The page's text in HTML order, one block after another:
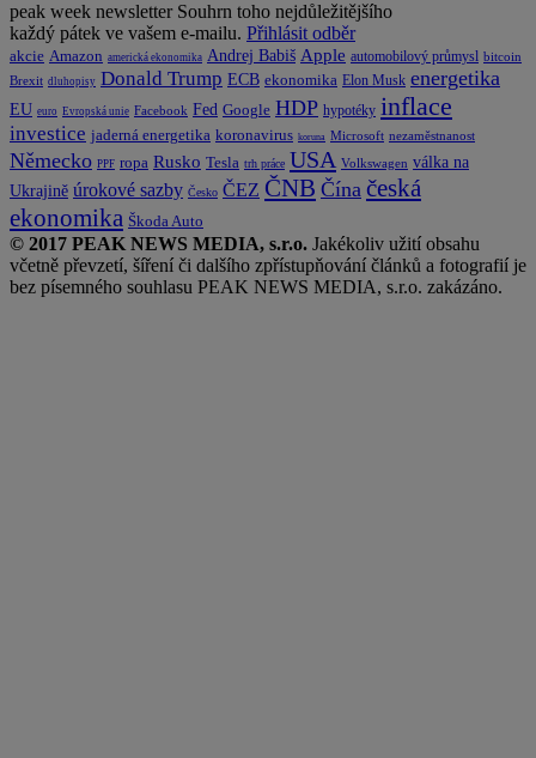
peak week newsletter Souhrn toho nejdůležitějšího
každý pátek ve vašem e-mailu. Přihlásit odběr
akcie Amazon americká ekonomika Andrej Babiš Apple automobilový průmysl bitcoin
Brexit dluhopisy Donald Trump ECB ekonomika Elon Musk energetika
EU euro Evropská unie Facebook Fed Google HDP hypotéky inflace
investice jaderná energetika koronavirus koruna Microsoft nezaměstnanost
Německo PPF ropa Rusko Tesla trh práce USA Volkswagen válka na
Ukrajině úrokové sazby Česko ČEZ ČNB Čína česká
ekonomika Škoda Auto
© 2017 PEAK NEWS MEDIA, s.r.o. Jakékoliv užití obsahu
včetně převzetí, šíření či dalšího zpřístupňování článků a fotografií je
bez písemného souhlasu PEAK NEWS MEDIA, s.r.o. zakázáno.